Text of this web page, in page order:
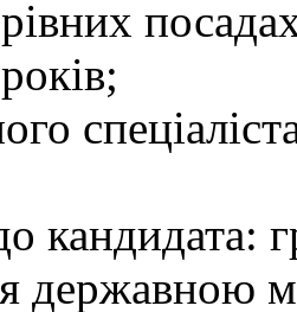
кандидата:
державною